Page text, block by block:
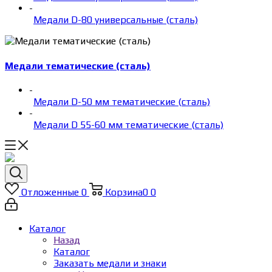
-
Медали D-80 универсальные (сталь)
Медали тематические (сталь)
-
Медали D-50 мм тематические (сталь)
-
Медали D 55-60 мм тематические (сталь)
Отложенные 0 Корзина0 0
Каталог
Назад
Каталог
Заказать медали и знаки